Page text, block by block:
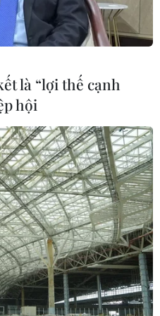
Việt
truyền
Á "dậy
ra lý do
Việt
vô địch
là “lợi thế cạnh
hội